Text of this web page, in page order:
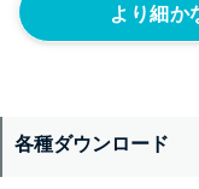
より細か
各種ダウンロード